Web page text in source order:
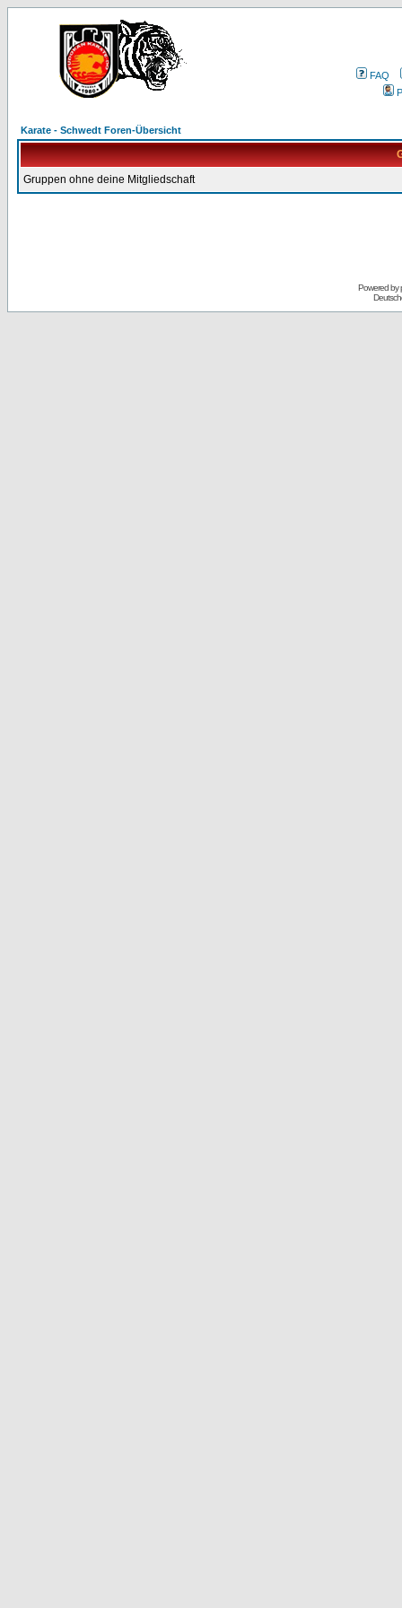
FAQ
Karate - Schwedt Foren-Übersicht
Gruppen ohne deine Mitgliedschaft
Powered by